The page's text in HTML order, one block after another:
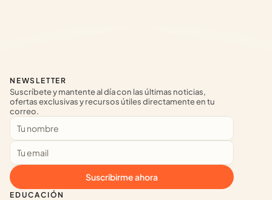
EDUCACIÓN
NEWSLETTER
Suscríbete y mantente al día con las últimas noticias,
ofertas exclusivas y recursos útiles directamente en tu
correo.
Suscribirme ahora